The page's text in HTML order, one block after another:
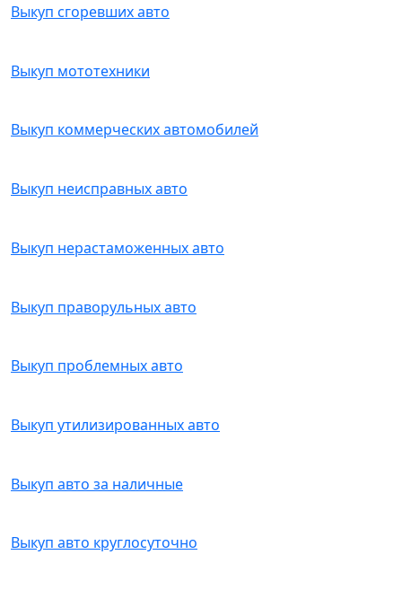
Выкуп сгоревших авто
Выкуп мототехники
Выкуп коммерческих автомобилей
Выкуп неисправных авто
Выкуп нерастаможенных авто
Выкуп праворульных авто
Выкуп проблемных авто
Выкуп утилизированных авто
Выкуп авто за наличные
Выкуп авто круглосуточно